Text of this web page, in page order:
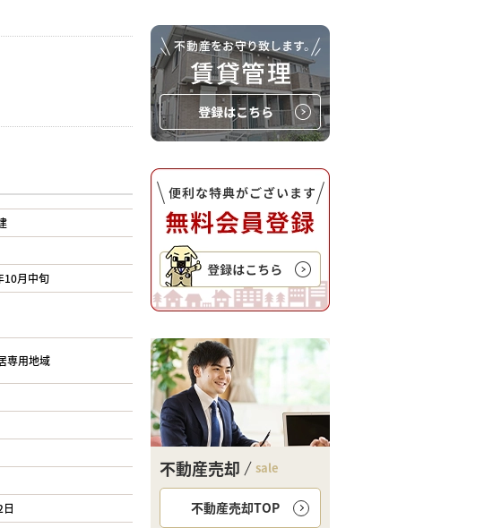
10月中旬
専用地域
不動産売却 sale
不動産売却TOP